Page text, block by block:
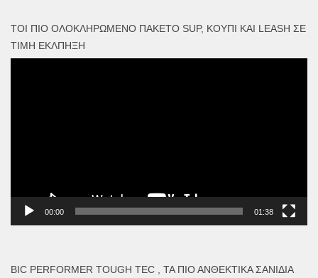
ΤΟΙ ΠΙΟ ΟΛΟΚΛΗΡΩΜΈΝΟ ΠΑΚΈΤΟ SUP, ΚΟΥΠΊ ΚΑΙ LEASH ΣΕ
ΤΙΜΉ ΈΚΛΠΗΞΗ
00:00 01:38
BIC PERFORMER TOUGH TEC , ΤΑ ΠΙΟ ΑΝΘΕΚΤΙΚΆ ΣΑΝΊΔΙΑ